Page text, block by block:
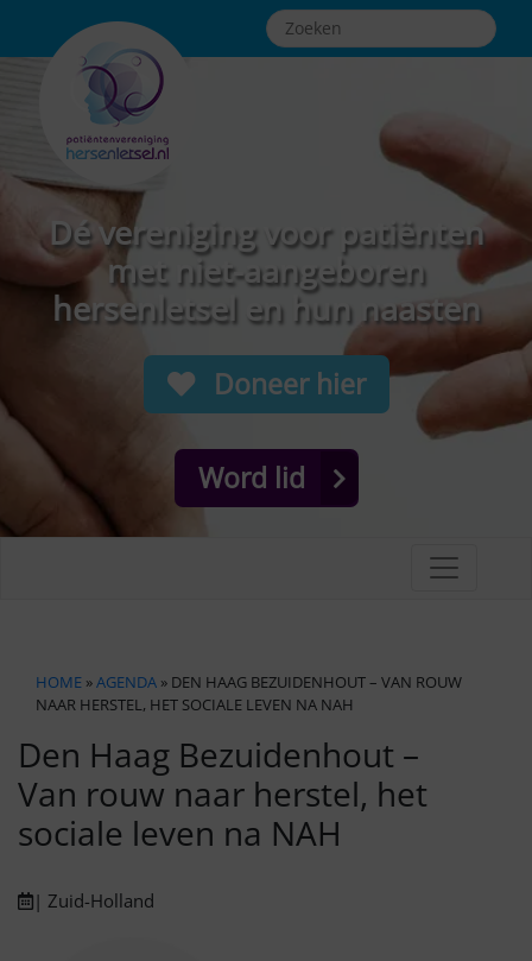
Dé vereniging voor patiënten
met niet-aangeboren
hersenletsel en hun naasten
Doneer hier
Word lid
HOME »AGENDA » DEN HAAG BEZUIDENHOUT – VAN ROUW
NAAR HERSTEL, HET SOCIALE LEVEN NA NAH
Den Haag Bezuidenhout –
Van rouw naar herstel, het
sociale leven na NAH
| Zuid-Holland